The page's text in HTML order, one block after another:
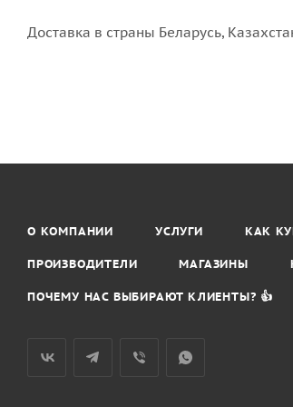
Доставка в страны Беларусь,
О КОМПАНИИ УСЛУГИ КАК
ПРОИЗВОДИТЕЛИ МАГАЗИНЫ
ПОЧЕМУ НАС ВЫБИРАЮТ КЛИЕНТЫ? 👍